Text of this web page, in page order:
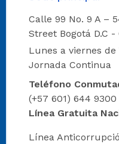
Calle 99 No. 9 A –
Street Bogotá D.C -
Lunes a viernes
Jornada Continua
Teléfono
(+57 601) 644 9300
Línea Gratuita
Línea